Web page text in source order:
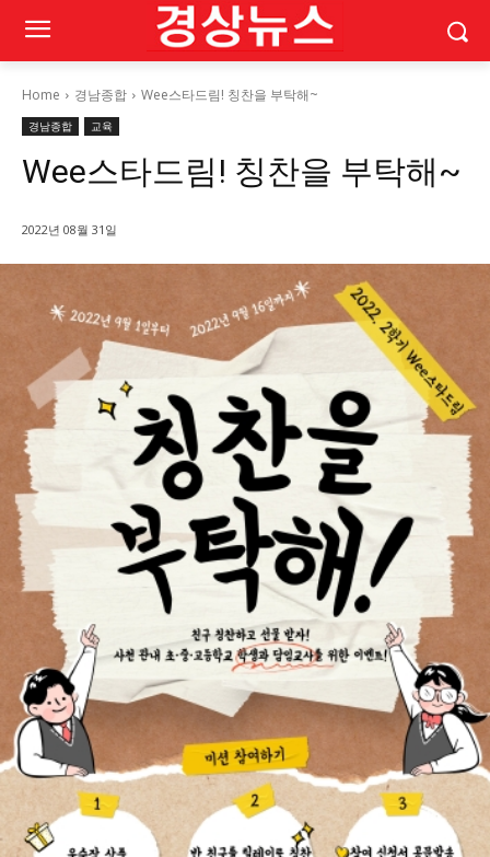
Home 경남종합 Wee스타드림! 칭찬을 부탁해~
경남종합 교육
Wee스타드림! 칭찬을 부탁해~
2022년 08월 31일